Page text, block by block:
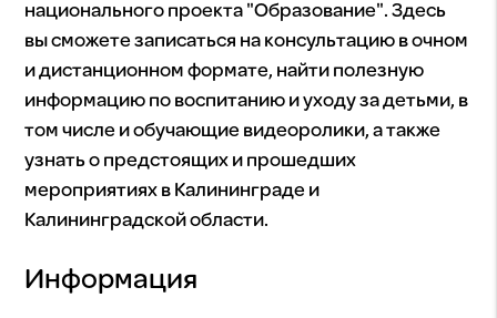
национального проекта "Образование". Здесь
вы сможете записаться на консультацию в очном
и дистанционном формате, найти полезную
информацию по воспитанию и уходу за детьми, в
том числе и обучающие видеоролики, а также
узнать о предстоящих и прошедших
мероприятиях в Калининграде и
Калининградской области.
Информация